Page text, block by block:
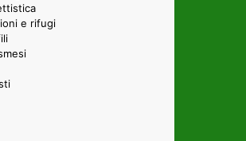
e rifugi